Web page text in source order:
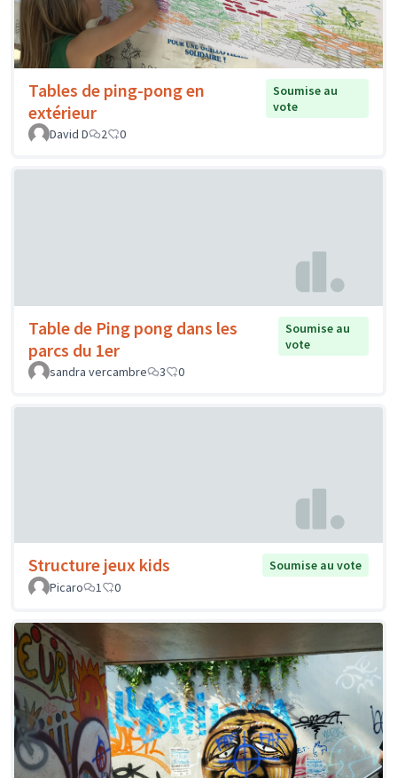
Tables de ping-pong en
extérieur
Soumise au
vote
David D
2 0
Table de Ping pong dans les
parcs du 1er
Soumise au
vote
sandra vercambre
3 0
Structure jeux kids
Soumise au vote
Picaro
1 0